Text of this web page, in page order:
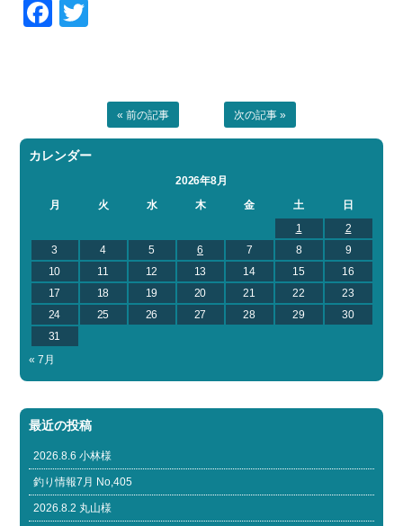
Facebook
« 前の記事 次の記事 »
カレンダー
2026年8月
月
火 水 木 金 土
日
1
2
3
4 5 6 7 8
9
10
11 12 13 14 15
16
17
18 19 20 21 22
23
24
25 26 27 28 29
30
31
« 7月
最近の投稿
2026.8.6 小林様
釣り情報7月 No,405
2026.8.2 丸山様